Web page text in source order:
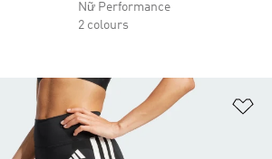
Nữ Performance
2 colours